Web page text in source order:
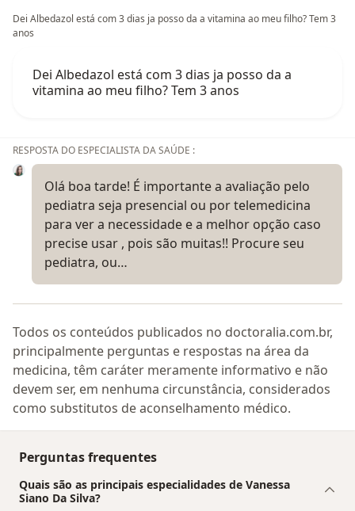
Dei Albedazol está com 3 dias ja posso da a vitamina ao meu filho? Tem 3
anos
Dei Albedazol está com 3 dias ja posso da a
vitamina ao meu filho? Tem 3 anos
RESPOSTA DO ESPECIALISTA DA SAÚDE :
Olá boa tarde! É importante a avaliação pelo
pediatra seja presencial ou por telemedicina
para ver a necessidade e a melhor opção caso
precise usar , pois são muitas!! Procure seu
pediatra, ou…
Todos os conteúdos publicados no doctoralia.com.br,
principalmente perguntas e respostas na área da
medicina, têm caráter meramente informativo e não
devem ser, em nenhuma circunstância, considerados
como substitutos de aconselhamento médico.
Perguntas frequentes
Quais são as principais especialidades de Vanessa
Siano Da Silva?